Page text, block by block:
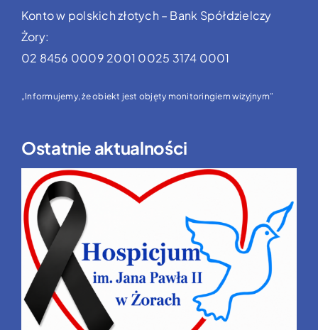
Konto w polskich złotych – Bank Spółdzielczy
Żory:
02 8456 0009 2001 0025 3174 0001
„Informujemy, że obiekt jest objęty monitoringiem wizyjnym”
Ostatnie aktualności